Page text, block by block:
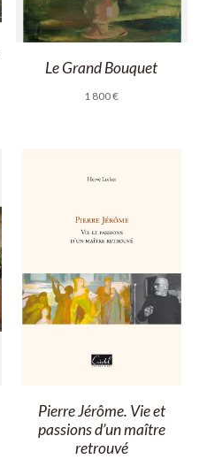
Le Grand Bouquet
1 800€
Pierre Jérôme. Vie et
passions d’un maître
retrouvé